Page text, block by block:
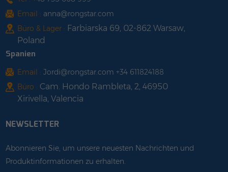
Email : anna@rongstar.com
Büro & Lager : Farbiarska 69, 02-862 Warsaw,
Poland
Spanien
Email : Jordi@rongstar.com +34 611824188
Büro : Cam. Hondo Rambleta, 2, 46950
Xirivella, Valencia
NEWSLETTER
Abonnieren Sie, um unsere neuesten Nachrichten und
Produktinformationen zu erhalten.